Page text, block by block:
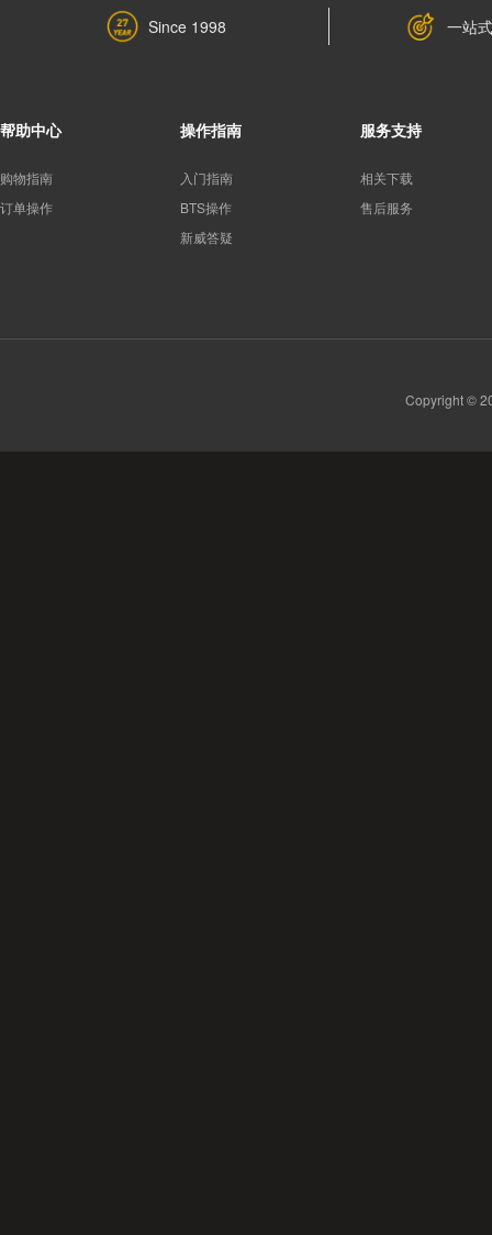
Since 1998 一站
帮助中心
购物指南
订单操作
操作指南
入门指南
BTS操作
新威答疑
服务支持
相关下载
售后服务
Copyright ©